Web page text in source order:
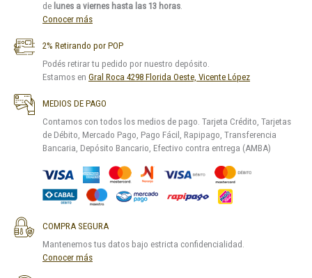
de lunes a viernes hasta las 13 horas.
Conocer más
2% Retirando por POP
Podés retirar tu pedido por nuestro depósito.
Estamos en Gral Roca 4298 Florida Oeste, Vicente López
MEDIOS DE PAGO
Contamos con todos los medios de pago. Tarjeta Crédito, Tarjetas
de Débito, Mercado Pago, Pago Fácil, Rapipago, Transferencia
Bancaria, Depósito Bancario, Efectivo contra entrega (AMBA)
COMPRA SEGURA
Mantenemos tus datos bajo estricta confidencialidad.
Conocer más